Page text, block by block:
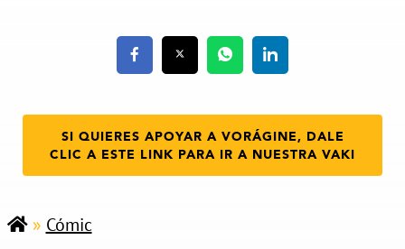
SI QUIERES APOYAR A VORÁGINE, DALE
CLIC A ESTE LINK PARA IR A NUESTRA VAKI
» Cómic